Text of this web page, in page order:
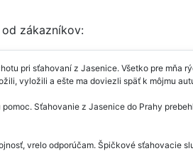
zákazníkov:
pri sťahovaní z Jasenice. Všetko pre mňa
vyložili a ešte ma doviezli späť k môjmu
Sťahovanie z Jasenice do Prahy
vrelo odporúčam. Špičkové sťahovacie